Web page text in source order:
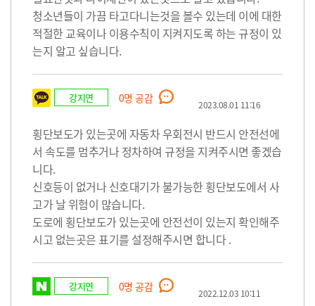
청소년들이 가끔 타고다니는것을 볼수 있는데 이에 대한
적절한 교육이나 이용수칙이 지켜지도록 하는 규정이 있
는지 알고 싶습니다.
강지연 0명 공감 2023.08.01 11:16
횡단보도가 있는곳에 자동차 우회전시 반드시 안전선에
서 속도를 멈추거나 정차하여 규정을 지켜주시면 좋겠습
니다.
신호등이 없거나 신호대기가 불가능한 횡단보도에서 사
고가 날 위험이 많습니다.
도로에 횡단보도가 있는곳에 안전선이 있는지 확인해주
시고 없는곳은 표기를 설정해주시면 합니다 .
강지연 0명 공감 2022.12.03 10:11